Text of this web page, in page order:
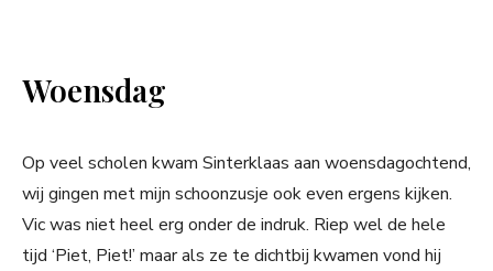
Woensdag
Op veel scholen kwam Sinterklaas aan woensdagochtend,
wij gingen met mijn schoonzusje ook even ergens kijken.
Vic was niet heel erg onder de indruk. Riep wel de hele
tijd ‘Piet, Piet!’ maar als ze te dichtbij kwamen vond hij